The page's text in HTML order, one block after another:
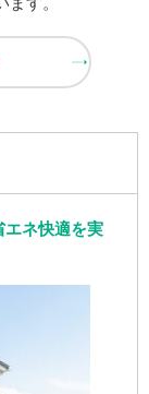
エネ快適を実